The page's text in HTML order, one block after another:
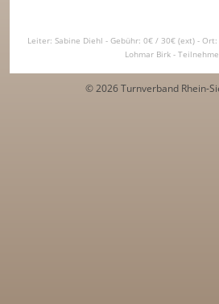
Leiter: Sabine Diehl - Gebühr: 0€ / 30€ (ext) -
Lohmar Birk -
© 2026 Turnverband Rhein-